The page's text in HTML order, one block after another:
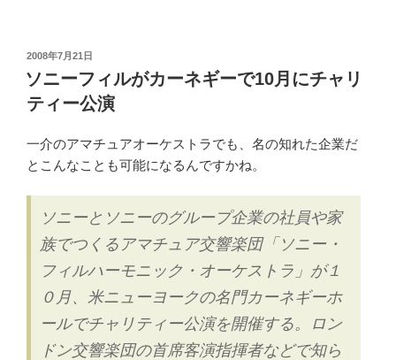
か
ら
「ロ
ー
ン」
投
稿
日:
2008年7月21日
ソニーフィルがカーネギーで10月にチャリ
ティー公演
一介のアマチュアオーケストラでも、名の知れた企業だ
とこんなことも可能になるんですかね。
ソニーとソニーのグループ企業の社員や家
族でつくるアマチュア交響楽団「ソニー・
フィルハーモニック・オーケストラ」が１
０月、米ニューヨークの名門カーネギーホ
ールでチャリティー公演を開催する。ロン
ドン交響楽団の首席客演指揮者などで知ら